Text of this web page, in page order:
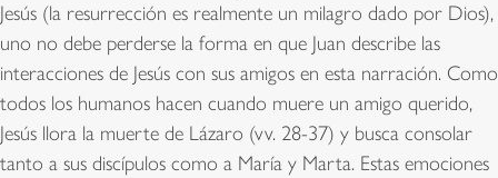
Jesús (la resurrección es realmente un milagro dado por Dios),
uno no debe perderse la forma en que Juan describe las
interacciones de Jesús con sus amigos en esta narración. Como
todos los humanos hacen cuando muere un amigo querido,
Jesús llora la muerte de Lázaro (vv. 28-37) y busca consolar
tanto a sus discípulos como a María y Marta. Estas emociones